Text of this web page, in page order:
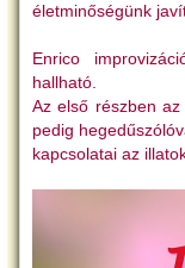
életminőségünk
Enrico
hallható.
Az első részben
pedig
kapcsolatai az